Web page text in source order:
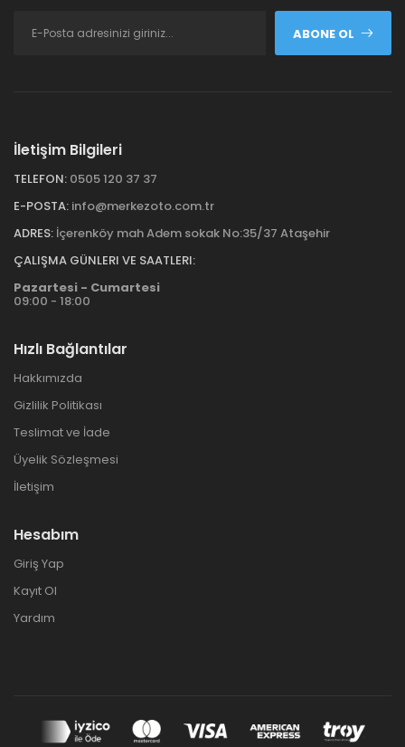
ABONE OL
İletişim Bilgileri
TELEFON: 0505 120 37 37
E-POSTA: info@merkezoto.com.tr
ADRES: İçerenköy mah Adem sokak No:35/37 Ataşehir
ÇALIŞMA GÜNLERI VE SAATLERI:
Pazartesi - Cumartesi
09:00 - 18:00
Hızlı Bağlantılar
Hakkımızda
Gizlilik Politikası
Teslimat ve İade
Üyelik Sözleşmesi
İletişim
Hesabım
Giriş Yap
Kayıt Ol
Yardım